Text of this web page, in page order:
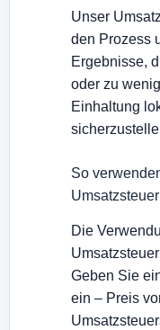
Unser
den Prozess
Ergebnisse,
oder zu
Einhaltung
So
Die
Geben Sie
ein – Preis